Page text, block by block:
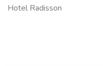
Hotel Radisson